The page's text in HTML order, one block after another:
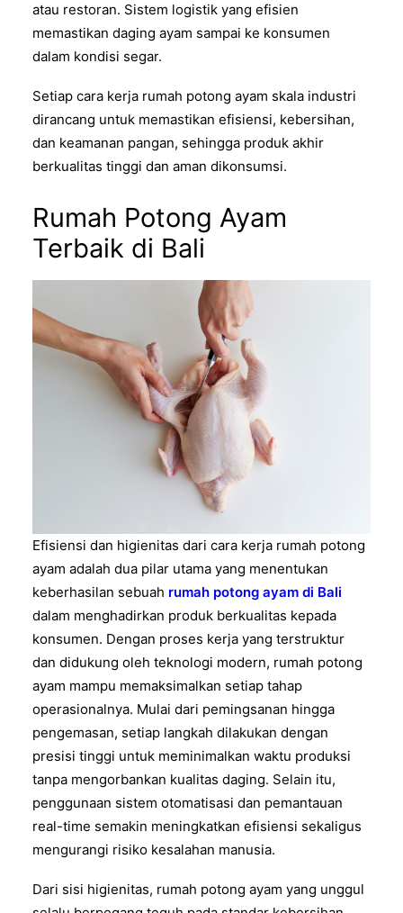
atau restoran. Sistem logistik yang efisien
memastikan daging ayam sampai ke konsumen
dalam kondisi segar.
Setiap cara kerja rumah potong ayam skala industri
dirancang untuk memastikan efisiensi, kebersihan,
dan keamanan pangan, sehingga produk akhir
berkualitas tinggi dan aman dikonsumsi.
Rumah Potong Ayam
Terbaik di Bali
Efisiensi dan higienitas dari cara kerja rumah potong
ayam adalah dua pilar utama yang menentukan
keberhasilan sebuah rumah potong ayam di Bali
dalam menghadirkan produk berkualitas kepada
konsumen. Dengan proses kerja yang terstruktur
dan didukung oleh teknologi modern, rumah potong
ayam mampu memaksimalkan setiap tahap
operasionalnya. Mulai dari pemingsanan hingga
pengemasan, setiap langkah dilakukan dengan
presisi tinggi untuk meminimalkan waktu produksi
tanpa mengorbankan kualitas daging. Selain itu,
penggunaan sistem otomatisasi dan pemantauan
real-time semakin meningkatkan efisiensi sekaligus
mengurangi risiko kesalahan manusia.
Dari sisi higienitas, rumah potong ayam yang unggul